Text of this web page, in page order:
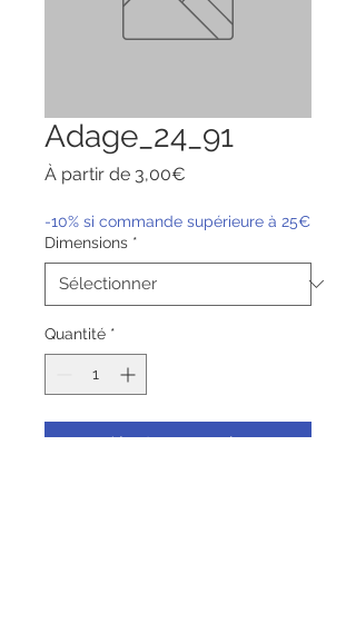
Adage_24_91
À partir de 3,00€
-10% si commande supérieure à 25€
Dimensions *
Quantité *
Ajouter au panier